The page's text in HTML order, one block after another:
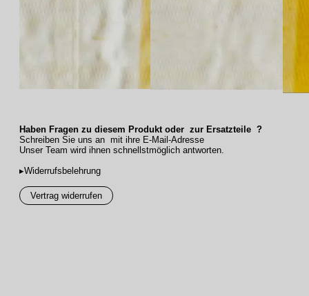
Haben Fragen zu diesem Produkt oder zur Ersatzteile ?
Schreiben Sie uns an mit ihre E-Mail-Adresse
Unser Team wird ihnen schnellstmöglich antworten.
▸Widerrufsbelehrung
Vertrag widerrufen